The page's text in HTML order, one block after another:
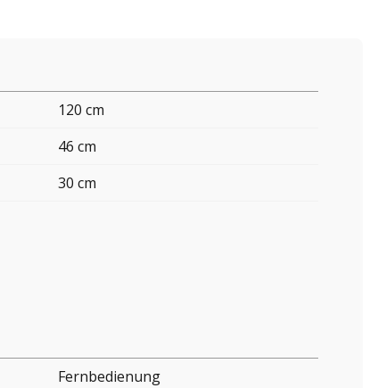
120 cm
46 cm
30 cm
Fernbedienung